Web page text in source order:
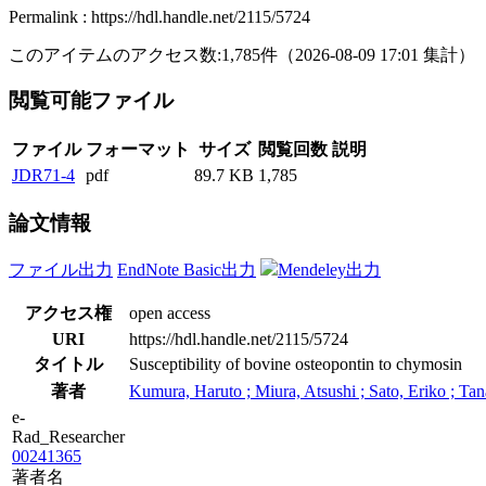
Permalink : https://hdl.handle.net/2115/5724
このアイテムのアクセス数:1,785件 （2026-08-09 17:01 集計）
閲覧可能ファイル
ファイル フォーマット サイズ 閲覧回数 説明
JDR71-4 pdf 89.7 KB 1,785
論文情報
ファイル出力 EndNote Basic出力 Mendeley出力
アクセス権
open access
URI
https://hdl.handle.net/2115/5724
タイトル
Susceptibility of bovine osteopontin to chymosin
著者
Kumura, Haruto ; Miura, Atsushi ; Sato, Eriko ;
e-
Rad_Researcher
00241365
著者名